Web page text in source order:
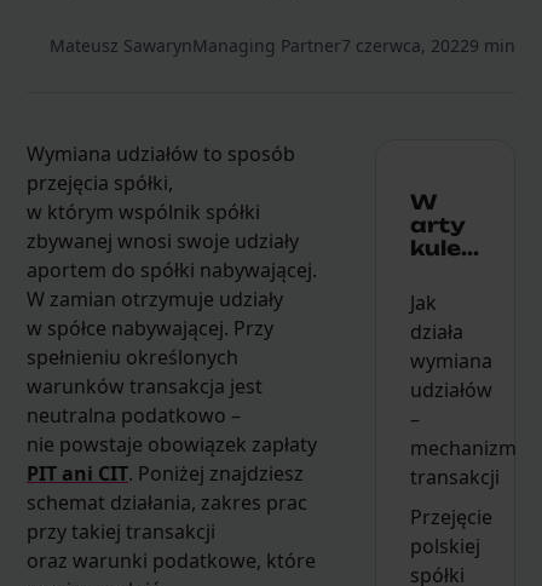
Mateusz SawarynManaging Partner7 czerwca, 20229 min
Wymiana udziałów to sposób
przejęcia spółki,
w którym wspólnik spółki
zbywanej wnosi swoje udziały
aportem do spółki nabywającej.
W zamian otrzymuje udziały
w spółce nabywającej. Przy
spełnieniu określonych
warunków transakcja jest
neutralna podatkowo –
nie powstaje obowiązek zapłaty
PIT ani CIT. Poniżej znajdziesz
schemat działania, zakres prac
przy takiej transakcji
oraz warunki podatkowe, które
W
arty
kule...
Jak
działa
wymiana
udziałów
–
mechanizm
transakcji
Przejęcie
polskiej
spółki